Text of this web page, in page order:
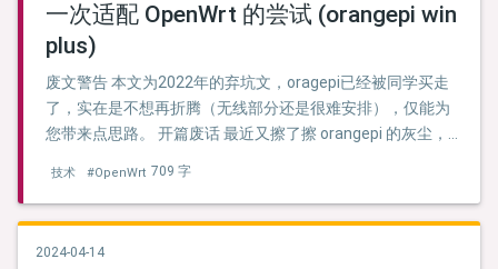
一次适配 OpenWrt 的尝试 (orangepi win
plus)
废文警告 本文为2022年的弃坑文，oragepi已经被同学买走
了，实在是不想再折腾（无线部分还是很难安排），仅能为
您带来点思路。 开篇废话 最近又擦了擦 orangepi 的灰尘，
思路在之前的文章 也有发过，可以看下，理解适配缝合原理
是很重要的。 大概思路是这样的 能启动 -> 完善驱动 …
技术 #OpenWrt 709 字
2024-04-14